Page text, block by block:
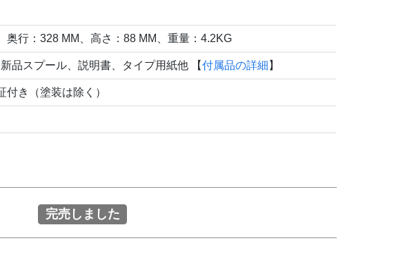
奥行：328 MM、高さ：88 MM、重量：4.2KG
品スプール、説明書、タイプ用紙他 【付属品の詳細 】
付き（塗装は除く）
完売しました